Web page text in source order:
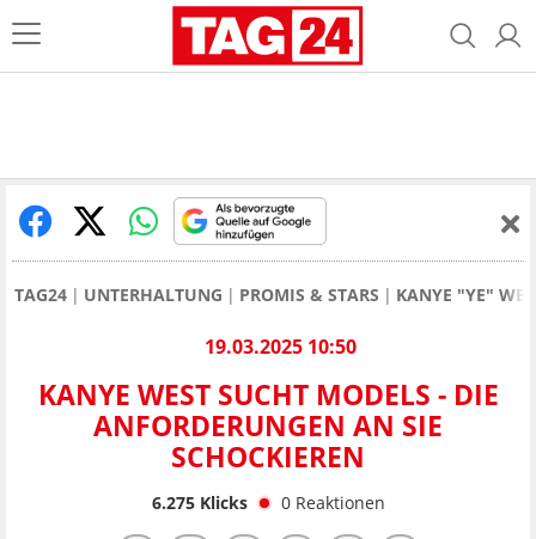
TAG24 UNTERHALTUNG PROMIS & STARS KANYE "YE"
19.03.2025 10:50
KANYE WEST SUCHT MODELS - DIE
ANFORDERUNGEN AN SIE
SCHOCKIEREN
6.275Klicks 0 Reaktionen